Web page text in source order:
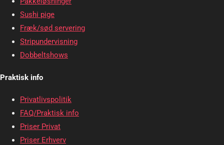
Sushi pige
Fræk/sød servering
Stripundervisning
Dobbeltshows
Praktisk info
Privatlivspolitik
FAQ/Praktisk info
Priser Privat
Priser Erhverv